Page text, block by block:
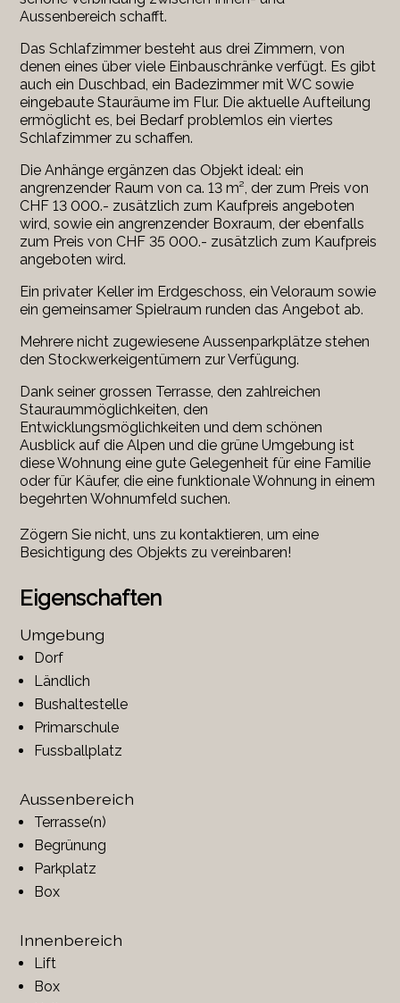
Aussenbereich schafft.
Das Schlafzimmer besteht aus drei Zimmern, von
denen eines über viele Einbauschränke verfügt. Es gibt
auch ein Duschbad, ein Badezimmer mit WC sowie
eingebaute Stauräume im Flur. Die aktuelle Aufteilung
ermöglicht es, bei Bedarf problemlos ein viertes
Schlafzimmer zu schaffen.
Die Anhänge ergänzen das Objekt ideal: ein
angrenzender Raum von ca. 13 m², der zum Preis von
CHF 13 000.- zusätzlich zum Kaufpreis angeboten
wird, sowie ein angrenzender Boxraum, der ebenfalls
zum Preis von CHF 35 000.- zusätzlich zum Kaufpreis
angeboten wird.
Ein privater Keller im Erdgeschoss, ein Veloraum sowie
ein gemeinsamer Spielraum runden das Angebot ab.
Mehrere nicht zugewiesene Aussenparkplätze stehen
den Stockwerkeigentümern zur Verfügung.
Dank seiner grossen Terrasse, den zahlreichen
Stauraummöglichkeiten, den
Entwicklungsmöglichkeiten und dem schönen
Ausblick auf die Alpen und die grüne Umgebung ist
diese Wohnung eine gute Gelegenheit für eine Familie
oder für Käufer, die eine funktionale Wohnung in einem
begehrten Wohnumfeld suchen.
Zögern Sie nicht, uns zu kontaktieren, um eine
Besichtigung des Objekts zu vereinbaren!
Eigenschaften
Umgebung
Dorf
Ländlich
Bushaltestelle
Primarschule
Fussballplatz
Aussenbereich
Terrasse(n)
Begrünung
Parkplatz
Box
Innenbereich
Lift
Box